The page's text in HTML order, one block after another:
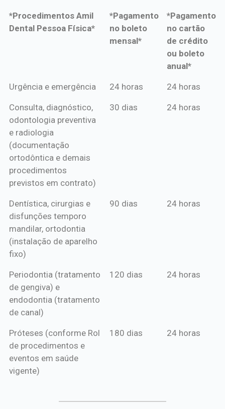
*Procedimentos Amil
Dental Pessoa Física*
*Pagamento
no boleto
mensal*
*Pagamento
no cartão
de crédito
ou boleto
anual*
*Procedimentos Amil
*Pagamento
mensal*
*Pagamento
de crédito
Urgência e emergência 24 horas 24 horas
Consulta, diagnóstico,
odontologia preventiva
e radiologia
(documentação
ortodôntica e demais
procedimentos
previstos em contrato)
30 dias 24 horas
Dentística, cirurgias e
disfunções temporo
mandilar, ortodontia
(instalação de aparelho
fixo)
90 dias 24 horas
Periodontia (tratamento
de gengiva) e
endodontia (tratamento
de canal)
120 dias 24 horas
Próteses (conforme Rol
de procedimentos e
eventos em saúde
vigente)
180 dias 24 horas